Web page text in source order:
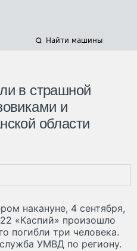
Найти машины
в страшной
и
области
накануне, 4 сентября,
«Каспий» произошло
погибли три человека.
УМВД по региону.